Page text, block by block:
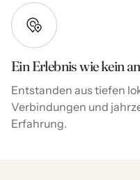
Ein Erlebnis wie kein
Entstanden aus tiefen
Verbindungen und
Erfahrung.